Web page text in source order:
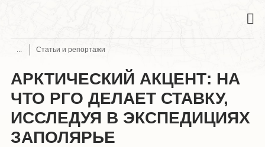
Статьи и репортажи
АРКТИЧЕСКИЙ АКЦЕНТ: НА
ЧТО РГО ДЕЛАЕТ СТАВКУ,
ИССЛЕДУЯ В ЭКСПЕДИЦИЯХ
ЗАПОЛЯРЬЕ